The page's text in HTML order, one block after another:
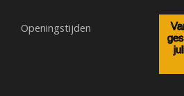
Openingstijden